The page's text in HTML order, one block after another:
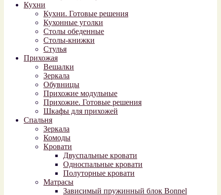
Кухни
Кухни. Готовые решения
Кухонные уголки
Столы обеденные
Столы-книжки
Стулья
Прихожая
Вешалки
Зеркала
Обувницы
Прихожие модульные
Прихожие. Готовые решения
Шкафы для прихожей
Спальня
Зеркала
Комоды
Кровати
Двуспальные кровати
Односпальные кровати
Полуторные кровати
Матрасы
Зависимый пружинный блок Bonnel